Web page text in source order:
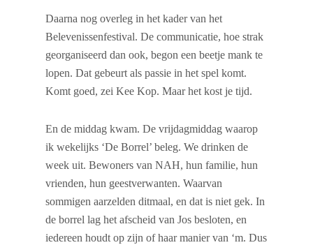
Daarna nog overleg in het kader van het
Belevenissenfestival. De communicatie, hoe strak
georganiseerd dan ook, begon een beetje mank te
lopen. Dat gebeurt als passie in het spel komt.
Komt goed, zei Kee Kop. Maar het kost je tijd.
En de middag kwam. De vrijdagmiddag waarop
ik wekelijks ‘De Borrel’ beleg. We drinken de
week uit. Bewoners van NAH, hun familie, hun
vrienden, hun geestverwanten. Waarvan
sommigen aarzelden ditmaal, en dat is niet gek. In
de borrel lag het afscheid van Jos besloten, en
iedereen houdt op zijn of haar manier van ‘m. Dus